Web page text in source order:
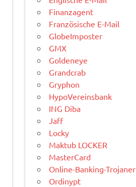
Finanzagent
Französische E-Mail
GlobeImposter
GMX
Goldeneye
Grandcrab
Gryphon
HypoVereinsbank
ING Diba
Jaff
Locky
Maktub LOCKER
MasterCard
Online-Banking-Trojaner
Ordinypt